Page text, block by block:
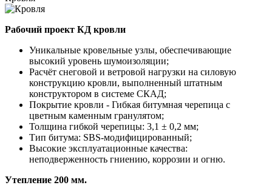
Рабочий проект КД кровли
Уникальные кровельные узлы, обеспечивающие
высокий уровень шумоизоляции;
Расчёт снеговой и ветровой нагрузки на силовую
конструкцию кровли, выполненный штатным
конструктором в системе СКАД;
Покрытие кровли - Гибкая битумная черепица с
цветным каменным гранулятом;
Толщина гибкой черепицы: 3,1 ± 0,2 мм;
Тип битума: SBS-модифицированный;
Высокие эксплуатационные качества:
неподверженность гниению, коррозии и огню.
Утепление 200 мм.